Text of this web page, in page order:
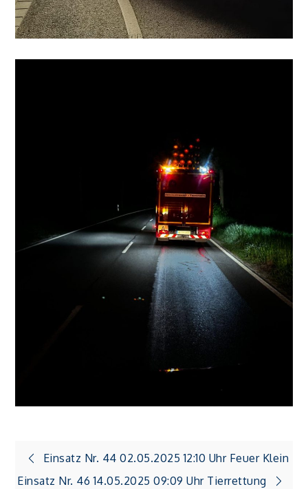
Beitragsnavigation
Einsatz Nr. 44 02.05.2025 12:10 Uhr Feuer Klein
Einsatz Nr. 46 14.05.2025 09:09 Uhr Tierrettung